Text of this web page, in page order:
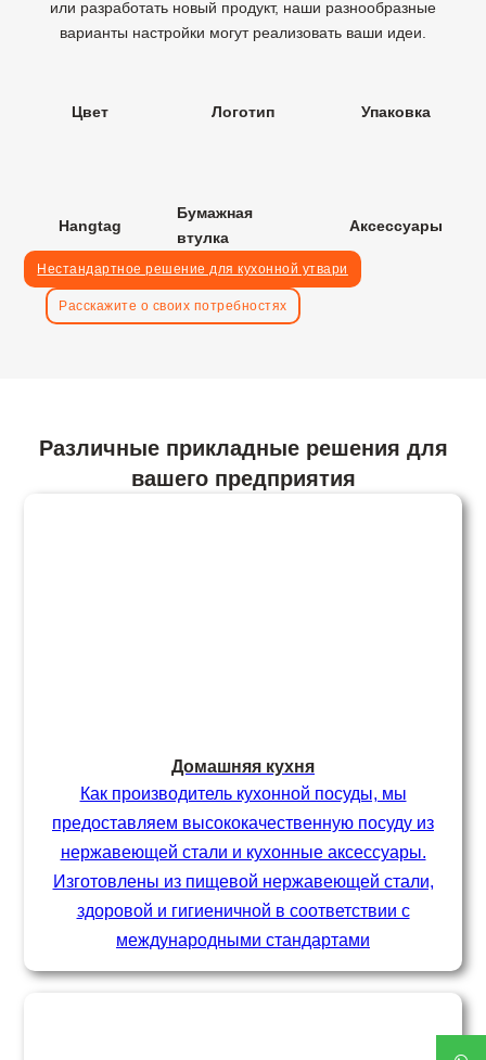
или разработать новый продукт, наши разнообразные
варианты настройки могут реализовать ваши идеи.
Цвет Логотип Упаковка
Hangtag
Бумажная
втулка
Аксессуары
Нестандартное решение для кухонной утвари
Расскажите о своих потребностях
Различные прикладные решения для
вашего предприятия
Домашняя кухня
Как производитель кухонной посуды, мы
предоставляем высококачественную посуду из
нержавеющей стали и кухонные аксессуары.
Изготовлены из пищевой нержавеющей стали,
здоровой и гигиеничной в соответствии с
международными стандартами